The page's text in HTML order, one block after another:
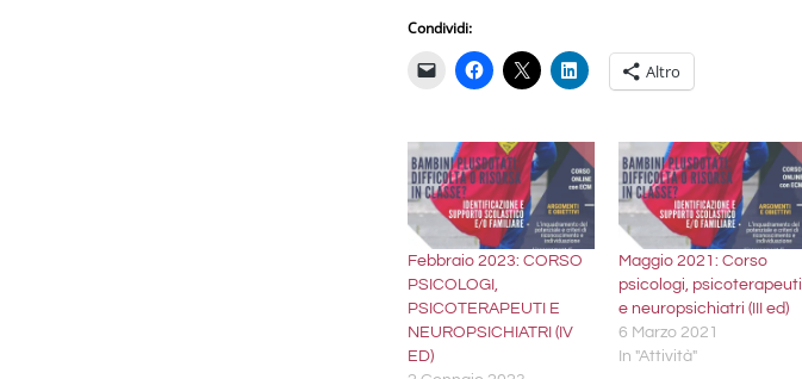
Condividi:
Altro
Febbraio 2023: CORSO
PSICOLOGI,
PSICOTERAPEUTI E
NEUROPSICHIATRI (IV
ED)
Maggio 2021: Corso
psicologi, psicoterapeuti
e neuropsichiatri (III ed)
6 Marzo 2021
In "Attività"